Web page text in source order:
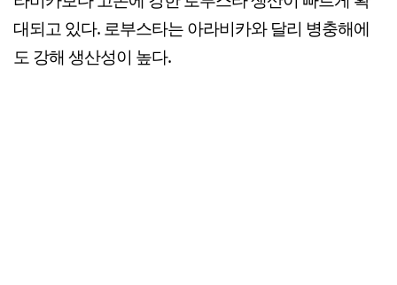
대되고 있다. 로부스타는 아라비카와 달리 병충해에
도 강해 생산성이 높다.